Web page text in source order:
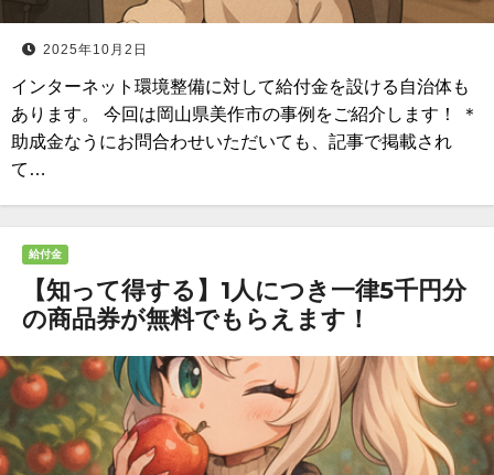
2025年10月2日
インターネット環境整備に対して給付金を設ける自治体も
あります。 今回は岡山県美作市の事例をご紹介します！ ＊
助成金なうにお問合わせいただいても、記事で掲載され
て…
給付金
【知って得する】1人につき一律5千円分
の商品券が無料でもらえます！